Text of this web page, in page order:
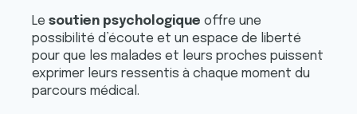
Le soutien psychologique offre une
possibilité d’écoute et un espace de liberté
pour que les malades et leurs proches puissent
exprimer leurs ressentis à chaque moment du
parcours médical.